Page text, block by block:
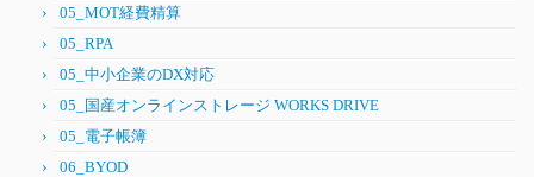
05_MOT経費精算
05_RPA
05_中小企業のDX対応
05_国産オンラインストレージ WORKS DRIVE
05_電子帳簿
06_BYOD